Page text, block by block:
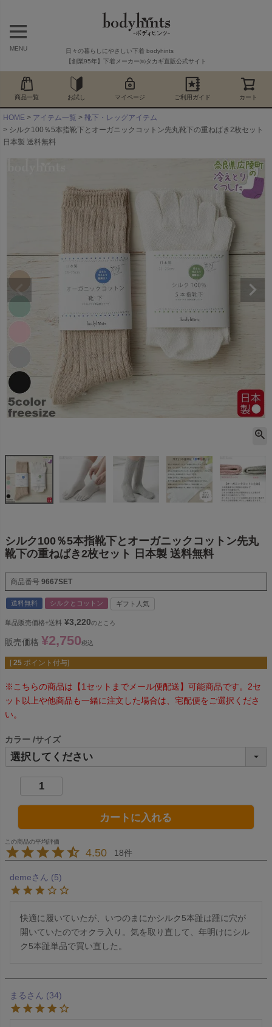
MENU
日々の暮らしにやさしい下着 bodyhints
【創業95年】下着メーカー㈱タカギ直販公式サイト
商品一覧 お試し マイページ ご利用ガイド カート
HOME アイテム一覧
靴下・レッグアイテム
シルク100％5本指靴下とオーガニックコットン先丸靴下の重ねばき2枚セット
日本製 送料無料
シルク100％5本指靴下とオーガニックコットン先丸
靴下の重ねばき2枚セット 日本製 送料無料
商品番号 9667SET
送料無料 シルクとコットン ギフト人気
単品販売価格+送料 ¥3,220のところ
販売価格 ¥2,750税込
[ 25 ポイント付与]
※こちらの商品は【1セットまでメール便配送】可能商品です。2セ
ット以上や他商品も一緒に注文した場合は、宅配便をご選択くださ
い。
カラー サイズ
カートに入れる
4.50 18
deme 5
快適に履いていたが、いつのまにかシルク5本趾は踵に穴が
開いていたのでオクラ入り。気を取り直して、年明けにシル
ク5本趾単品で買い直した。
まる 34